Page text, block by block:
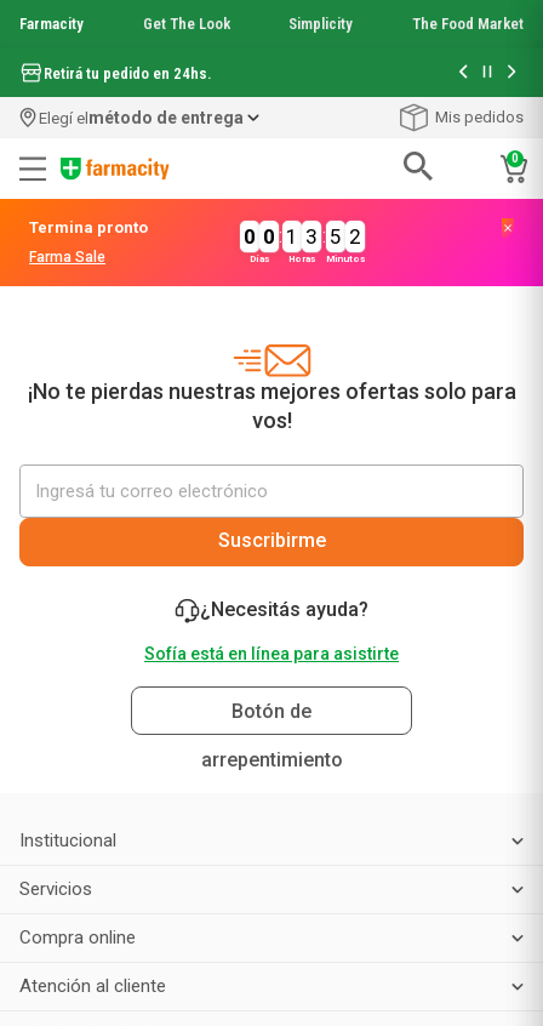
Farmacity Get The Look Simplicity The Food Market
Retirá tu pedido en 24hs. Hasta 6
Elegí elmétodo de entrega Mis pedidos
0
Termina pronto
Farma Sale
0 0
Días
: 1 3
Horas
: 5 2
Minutos
¡No te pierdas nuestras mejores ofertas solo para
vos!
Suscribirme
¿Necesitás ayuda?
Sofía está en línea para asistirte
Botón de
arrepentimiento
Institucional
Servicios
Compra online
Atención al cliente
aquafusion
.garnier toque seco crema facial
. get the look
9
10. nyx